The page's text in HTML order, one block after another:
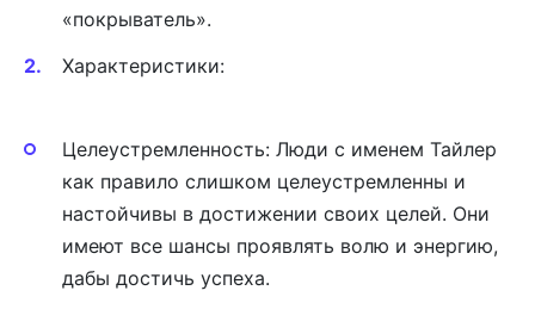
«покрыватель».
Характеристики:
Целеустремленность: Люди с именем Тайлер
как правило слишком целеустремленны и
настойчивы в достижении своих целей. Они
имеют все шансы проявлять волю и энергию,
дабы достичь успеха.